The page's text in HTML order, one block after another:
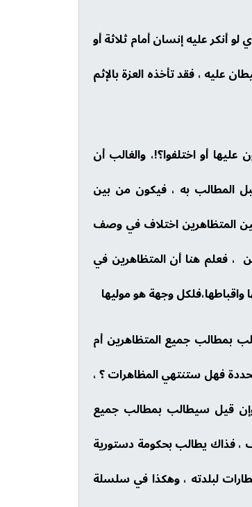
أنكر عليه إنسان أمام ثلاثة أو
عليه ، فقد تأخذه العزة بالإثم
أو اختلفوا؟!، والغالب أن
المطالب به ، فيكون من بين
المتظاهرين اختلاف في وصف
، فعلم هنا أن المتظاهرين في
وجهة هو موليها
بمطالب جميع المتظاهرين أم
فهل ستنتهي المظاهرات ؟ ،
قيل سيطالب بمطالب جميع
، فذاك يطالب بحكومة دستورية
لبلدته ، وهكذا في سلسلة